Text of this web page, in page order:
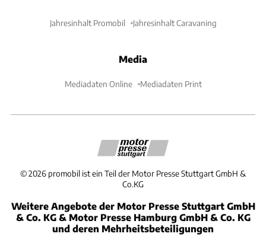
Jahresinhalt Promobil Jahresinhalt Caravaning
Media
Mediadaten Online Mediadaten Print
©2026 promobil ist ein Teil der Motor Presse Stuttgart GmbH &
Co.KG
Weitere Angebote der Motor Presse Stuttgart GmbH
& Co. KG & Motor Presse Hamburg GmbH & Co. KG
und deren Mehrheitsbeteiligungen